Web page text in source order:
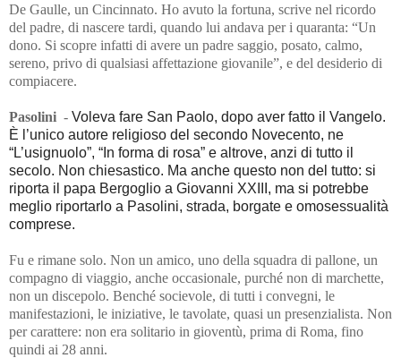
De Gaulle, un Cincinnato. Ho avuto la fortuna, scrive nel ricordo
del padre, di nascere tardi, quando lui andava per i quaranta: “Un
dono. Si scopre infatti di avere un padre saggio, posato, calmo,
sereno, privo di qualsiasi affettazione giovanile”, e del desiderio di
compiacere.
Pasolini - Voleva fare San Paolo, dopo aver fatto il Vangelo.
È l’unico autore religioso del secondo Novecento, ne
“L’usignuolo”, “In forma di rosa” e altrove, anzi di tutto il
secolo. Non chiesastico. Ma anche questo non del tutto: si
riporta il papa Bergoglio a Giovanni XXIII, ma si potrebbe
meglio riportarlo a Pasolini, strada, borgate e omosessualità
comprese.
Fu e rimane solo. Non un amico, uno della squadra di pallone, un
compagno di viaggio, anche occasionale, purché non di marchette,
non un discepolo. Benché socievole, di tutti i convegni, le
manifestazioni, le iniziative, le tavolate, quasi un presenzialista. Non
per carattere: non era solitario in gioventù, prima di Roma, fino
quindi ai 28 anni.